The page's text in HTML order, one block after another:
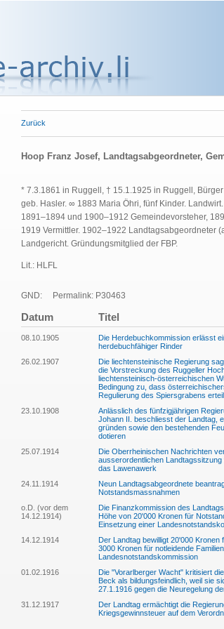
Zurück
Hoop Franz Josef, Landtagsabgeordneter,
* 7.3.1861 in Ruggell, † 15.1.1925 in Ruggell,
geb. Hasler. ∞ 1883 Maria Öhri, fünf Kinder.
1891–1894 und 1900–1912 Gemeindevorsteher,
1919 Vermittler. 1902–1922 Landtagsabgeordneter
Landgericht. Gründungsmitglied der FBP.
Lit.: HLFL
GND: Permalink: P30463
Datum Titel
08.10.1905
Die Herdebuchkommission erlässt
herdebuchfähiger Rinder
26.02.1907
Die liechtensteinische Regierung
die Vorstreckung des Ruggeller
liechtensteinisch-österreichischen
Bedingung zu, dass
Regulierung des Spiersgrabens
23.10.1908
Anlässlich des fünfzigjährigen
Johann II. beschliesst der Landtag,
gründen sowie den bestehenden
dotieren
25.07.1914
Die Oberrheinischen Nachrichten
ausserordentlichen
das Lawenawerk
24.11.1914
Neun Landtagsabgeordnete
Notstandsmassnahmen
o.D. (vor dem
14.12.1914)
Die Finanzkommission des
Höhe von 20'000 Kronen für
Einsetzung einer
14.12.1914
Der Landtag bewilligt 20'000 Kronen
3000 Kronen für notleidende
Landesnotstandskommission
01.02.1916
Die "Vorarlberger Wacht" kritisiert
Beck als bildungsfeindlich, weil sie
27.1.1916 gegen die Neuregelung
31.12.1917
Der Landtag ermächtigt die
Kriegsgewinnsteuer auf dem